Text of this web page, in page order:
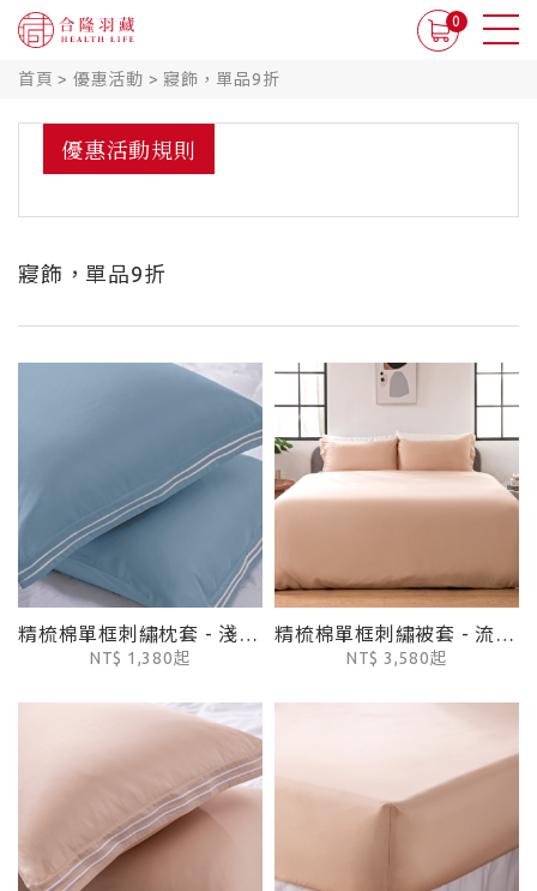
0
首頁 > 優惠活動 > 寢飾，單品9折
優惠活動規則
寢飾，單品9折
精梳棉單框刺繡枕套 - 淺丹寧
NT$ 1,380起
精梳棉單框刺繡被套 - 流砂米
NT$ 3,580起